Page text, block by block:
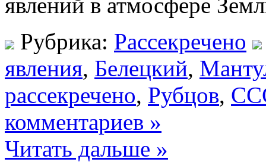
Рубрика: Рассекречено
явления, Белецкий,
рассекречено, Рубцов,
комментариев »
Читать дальше »